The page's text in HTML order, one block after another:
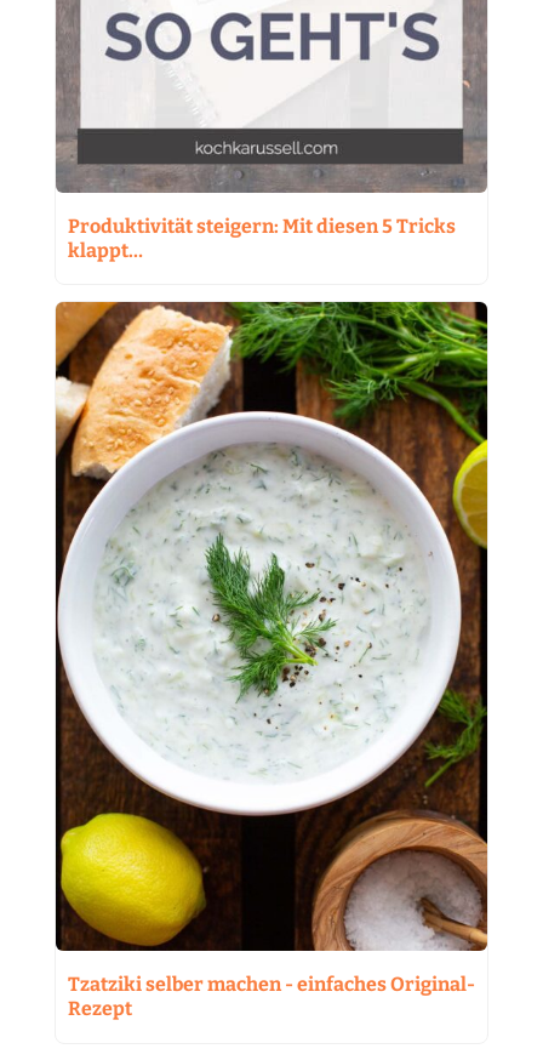
Produktivität steigern: Mit diesen 5 Tricks
klappt…
Tzatziki selber machen - einfaches Original-
Rezept